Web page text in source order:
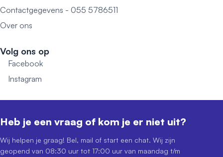
Contactgegevens - 055 5786511
Over ons
Volg ons op
Facebook
Instagram
Heb je een vraag of kom je er niet uit?
Wij helpen je graag! Bel, mail of start een chat. Wij zijn
geopend van 08:30 uur tot 17:00 uur van maandag t/m